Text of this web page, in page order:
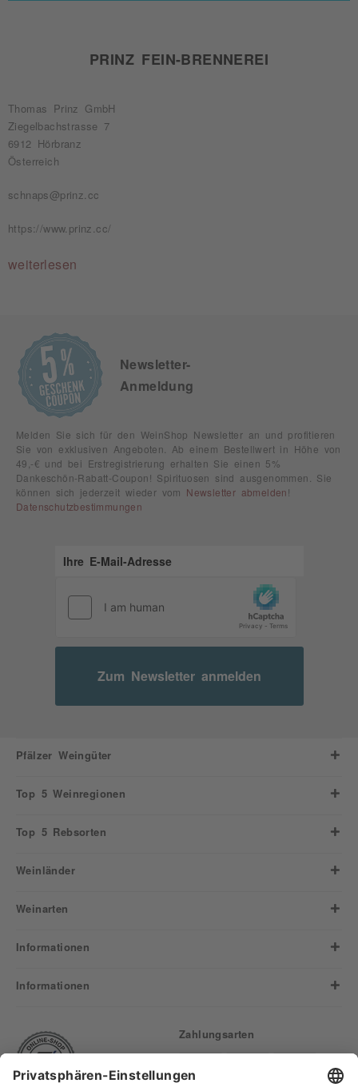
PRINZ FEIN-BRENNEREI
Thomas Prinz GmbH
Ziegelbachstrasse 7
6912 Hörbranz
Österreich
schnaps@prinz.cc
https://www.prinz.cc/
weiterlesen
Newsletter-
Anmeldung
Melden Sie sich für den WeinShop Newsletter an und profitieren
Sie von exklusiven Angeboten. Ab einem Bestellwert in Höhe von
49,-€ und bei Erstregistrierung erhalten Sie einen 5%
Dankeschön-Rabatt-Coupon! Spirituosen sind ausgenommen. Sie
können sich jederzeit wieder vom Newsletter abmelden !
Datenschutzbestimmungen
Zum Newsletter anmelden
Pfälzer Weingüter
Top 5 Weinregionen
Top 5 Rebsorten
Weinländer
Weinarten
Informationen
Informationen
Zahlungsarten